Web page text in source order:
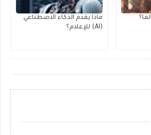
ماذا يقدم الذكاء الاصطناعي
(AI) للإعلام؟